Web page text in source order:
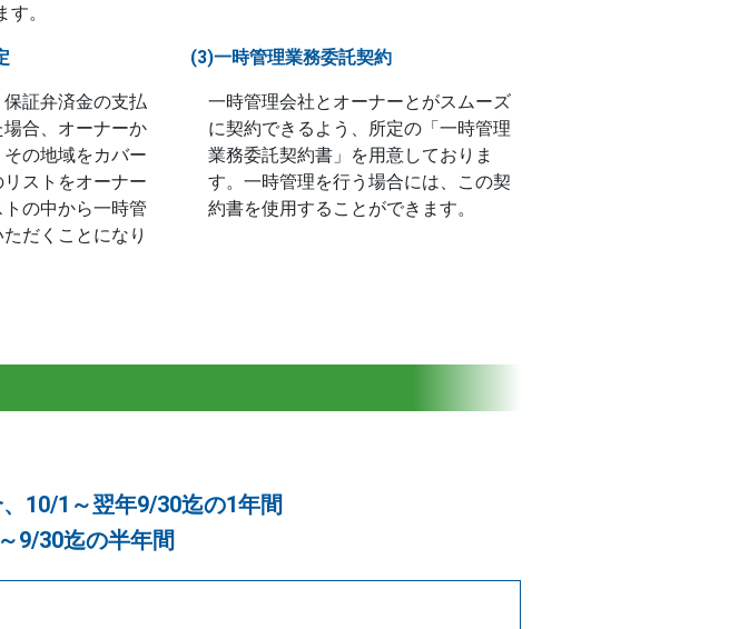
。
証弁済金の支払
合、オーナーか
の地域をカバー
ストをオーナー
の中から一時管
だくことになり
(3)一時管理業務委託契約
一時管理会社とオーナーとがスムーズ
に契約できるよう、所定の「一時管理
業務委託契約書」を用意しておりま
す。一時管理を行う場合には、この契
約書を使用することができます。
10/1～翌年9/30迄の1年間
9/30迄の半年間